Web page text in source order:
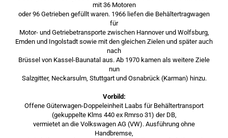
mit 36 Motoren
oder 96 Getrieben gefüllt waren. 1966 liefen die Behältertragwagen
für
Motor- und Getriebetransporte zwischen Hannover und Wolfsburg,
Emden und Ingolstadt sowie mit den gleichen Zielen und später auch
nach
Brüssel von Kassel-Baunatal aus. Ab 1970 kamen als weitere Ziele
nun
Salzgitter, Neckarsulm, Stuttgart und Osnabrück (Karman) hinzu.
Vorbild:
Offene Güterwagen-Doppeleinheit Laabs für Behältertransport
(gekuppelte Klms 440 ex Rmrso 31) der DB,
vermietet an die Volkswagen AG (VW). Ausführung ohne
Handbremse,